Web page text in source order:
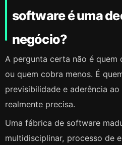
software é uma
negócio?
A pergunta certa não é quem
ou quem cobra menos. É
previsibilidade e aderência
realmente precisa.
Uma fábrica de software
multidisciplinar, processo de